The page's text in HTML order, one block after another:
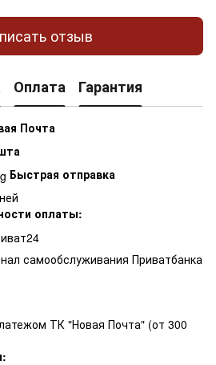
отзыв
Оплата Гарантия
Почта
Быстрая отправка
оплаты:
самообслуживания Приватбанка
ТК "Новая Почта" (от 300